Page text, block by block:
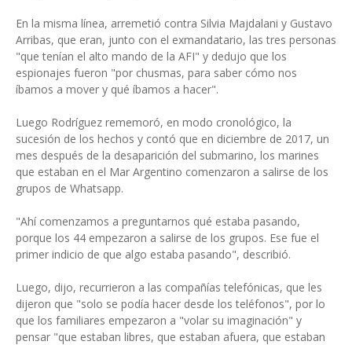
En la misma línea, arremetió contra Silvia Majdalani y Gustavo
Arribas, que eran, junto con el exmandatario, las tres personas
"que tenían el alto mando de la AFI" y dedujo que los
espionajes fueron "por chusmas, para saber cómo nos
íbamos a mover y qué íbamos a hacer".
Luego Rodríguez rememoró, en modo cronológico, la
sucesión de los hechos y contó que en diciembre de 2017, un
mes después de la desaparición del submarino, los marines
que estaban en el Mar Argentino comenzaron a salirse de los
grupos de Whatsapp.
"Ahí comenzamos a preguntarnos qué estaba pasando,
porque los 44 empezaron a salirse de los grupos. Ese fue el
primer indicio de que algo estaba pasando", describió.
Luego, dijo, recurrieron a las compañías telefónicas, que les
dijeron que "solo se podía hacer desde los teléfonos", por lo
que los familiares empezaron a "volar su imaginación" y
pensar "que estaban libres, que estaban afuera, que estaban